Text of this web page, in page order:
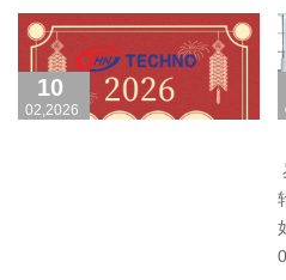
10
02,2026